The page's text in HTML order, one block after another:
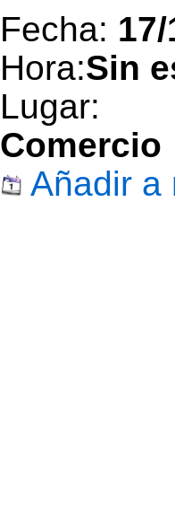
Fecha:
Hora:Sin
Comercio
Añadir a